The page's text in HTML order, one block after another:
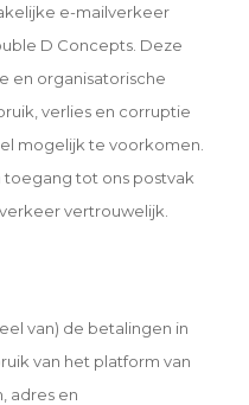
e-mailverkeer
D Concepts. Deze
en organisatorische
verlies en corruptie
mogelijk te voorkomen.
tot ons postvak
vertrouwelijk.
van) de betalingen in
van het platform van
adres en